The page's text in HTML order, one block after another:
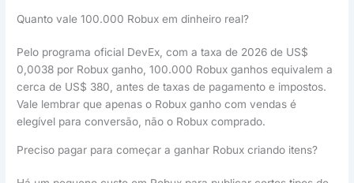
Quanto vale 100.000 Robux em dinheiro real?
Pelo programa oficial DevEx, com a taxa de 2026 de US$
0,0038 por Robux ganho, 100.000 Robux ganhos equivalem a
cerca de US$ 380, antes de taxas de pagamento e impostos.
Vale lembrar que apenas o Robux ganho com vendas é
elegível para conversão, não o Robux comprado.
Preciso pagar para começar a ganhar Robux criando itens?